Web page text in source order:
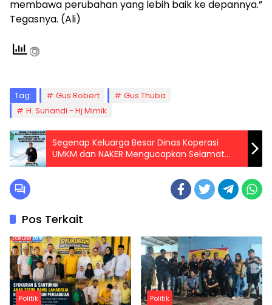
membawa perubahan yang lebih baik ke depannya.”
Tegasnya. (Ali)
Tag: Gus Robert
Gus Thuba
H. Sunandi - Hj Mimik
Segenap Keluarga Besar Dinas Koperasi
UMKM dan NAKER Mengucapkan Selamat
Hari Jadi Ke – 494 Kabupaten Pamekasan
Pos Terkait
Politik Politik